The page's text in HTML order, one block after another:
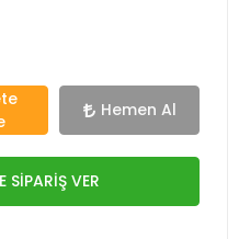
Hemen Al
SİPARİŞ VER